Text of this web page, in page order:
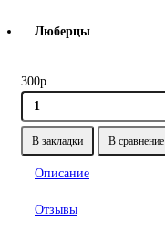
Люберцы
300р.
В закладки В сравнение
Описание
Отзывы